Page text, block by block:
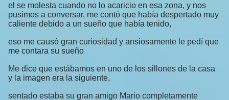
el se molesta cuando no lo acaricio en esa zona, y nos
pusimos a conversar, me contó que había despertado muy
caliente debido a un sueño que había tenido,
eso me causó gran curiosidad y ansiosamente le pedí que
me contara su sueño
Me dice que estábamos en uno de los sillones de la casa
y la imagen era la siguiente,
sentado estaba su gran amigo Mario completamente